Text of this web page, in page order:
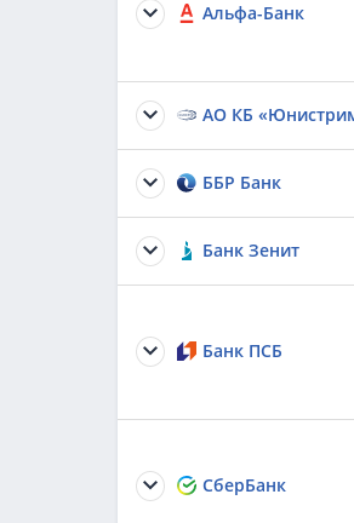
Альфа-Банк
АО КБ
ББР Банк
Банк Зенит
Банк ПСБ
СберБанк